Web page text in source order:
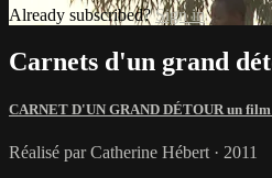
Already subscribed?Sign in
Carnets d'un grand
CARNET D'UN GRAND DÉTOUR un
Réalisé par Catherine Hébert · 2011